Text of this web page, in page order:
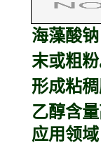
海藻酸钠
末或粗
形成粘
乙醇含
应用领域